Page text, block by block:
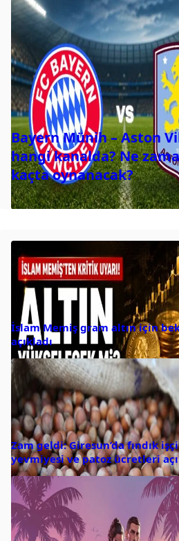
Bayern Münih – Aston
hangi kanalda? Ne
kaçta oynanacak?
İslam Memiş gram altın için
açıkladı
Zam geldi: Giresun’da fındık
yevmiyesi ve patoz ücretleri